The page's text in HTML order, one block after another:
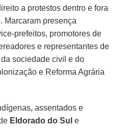
a protestos dentro e fora
Marcaram presença
prefeitos, promotores de
e representantes de
sociedade civil e do
e Reforma Agrária
assentados e
Eldorado do Sul e